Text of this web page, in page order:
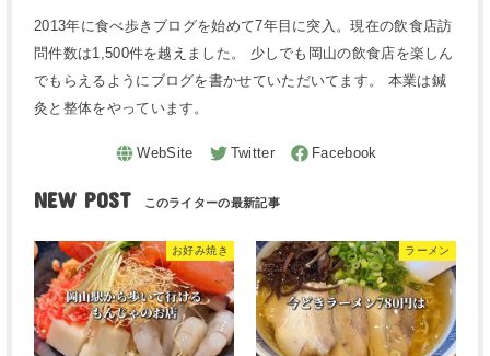
2013年に食べ歩きブログを始めて7年目に突入。現在の飲食店訪
問件数は1,500件を越えました。 少しでも岡山の飲食店を楽しん
でもらえるようにブログを書かせていただいてます。 本業は鍼
灸と整体をやっています。
NEW POST
お好み焼き ラーメン